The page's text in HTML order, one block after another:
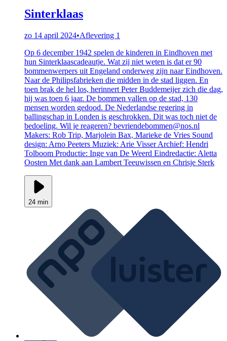
Sinterklaas
zo 14 april 2024•Aflevering 1
Op 6 december 1942 spelen de kinderen in Eindhoven met
hun Sinterklaascadeautje. Wat zij niet weten is dat er 90
bommenwerpers uit Engeland onderweg zijn naar Eindhoven.
Naar de Philipsfabrieken die midden in de stad liggen. En
toen brak de hel los, herinnert Peter Buddemeijer zich die dag,
hij was toen 6 jaar. De bommen vallen op de stad, 130
mensen worden gedood. De Nederlandse regering in
ballingschap in Londen is geschrokken. Dit was toch niet de
bedoeling. Wil je reageren? bevriendebommen@nos.nl
Makers: Rob Trip, Marjolein Bax, Marieke de Vries Sound
design: Arno Peeters Muziek: Arie Visser Archief: Hendri
Tolboom Productie: Inge van De Weerd Eindredactie: Aletta
Oosten Met dank aan Lambert Teeuwissen en Chrisje Sterk
24 min